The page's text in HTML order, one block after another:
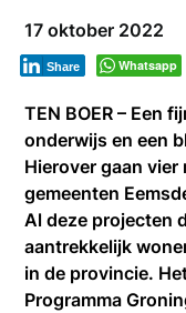
17 oktober 2022
Whatsapp
Share
TEN BOER – Een
onderwijs en een
Hierover gaan
gemeenten
Al deze projecten
aantrekkelijk
in de provincie.
Programma